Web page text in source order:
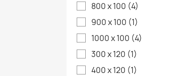
800 x 100 (4)
900 x 100 (1)
1000 x 100 (4)
300 x 120 (1)
400 x 120 (1)